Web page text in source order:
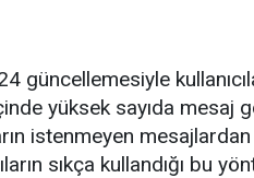
güncellemesiyle
yüksek sayıda mesaj
istenmeyen
sıkça kullandığı bu